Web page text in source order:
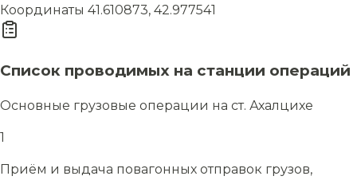
Координаты 41.610873, 42.977541
Список проводимых на станции операций
Основные грузовые операции на ст. Ахалцихе
1
Приём и выдача повагонных отправок грузов,